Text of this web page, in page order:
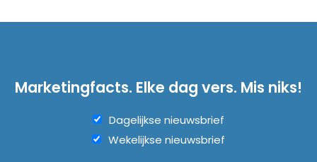
Marketingfacts. Elke dag vers. Mis niks!
Dagelijkse nieuwsbrief
Wekelijkse nieuwsbrief